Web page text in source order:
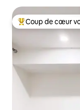
Coup de cœur
Coup de cœur